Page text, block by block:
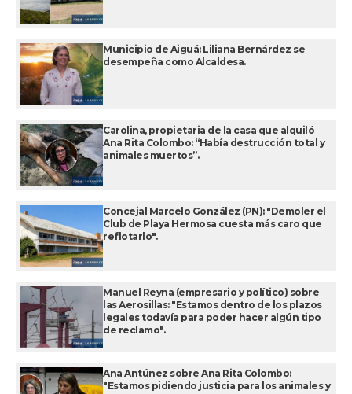
Municipio de Aiguá: Liliana Bernárdez se
desempeña como Alcaldesa.
Carolina, propietaria de la casa que alquiló
Ana Rita Colombo: “Había destrucción total y
animales muertos”.
Concejal Marcelo González (PN): "Demoler el
Club de Playa Hermosa cuesta más caro que
reflotarlo".
Manuel Reyna (empresario y político) sobre
las Aerosillas: "Estamos dentro de los plazos
legales todavía para poder hacer algún tipo
de reclamo".
Ana Antúnez sobre Ana Rita Colombo:
"Estamos pidiendo justicia para los animales y